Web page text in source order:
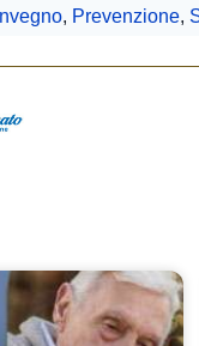
, Prevenzione,